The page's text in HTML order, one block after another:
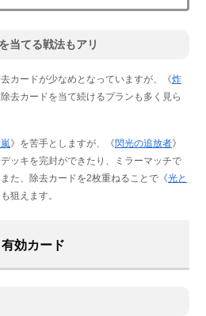
当てる戦法もアリ
カードが少なめとなっていますが、《炸
去カードを当て続けるプランも多く見ら
》を苦手としますが、《閃光の追放者》
ッキを完封ができたり、ミラーマッチで
た、除去カードを2枚重ねることで《光と
狙えます。
効カード